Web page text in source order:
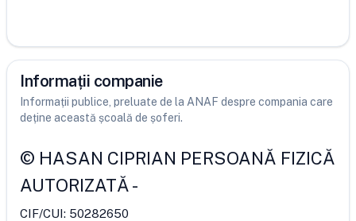
Informații companie
Informații publice, preluate de la ANAF despre compania care
deține această școală de șoferi.
© HASAN CIPRIAN PERSOANĂ FIZICĂ
AUTORIZATĂ-
CIF/CUI: 50282650